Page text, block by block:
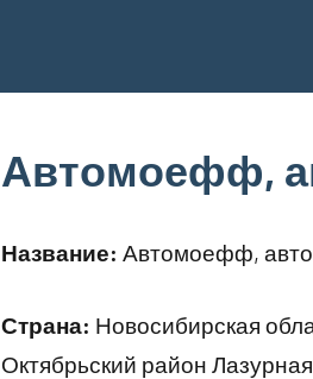
Автомоефф,
Название: Автомоефф,
Страна: Новосибирская
Октябрьский район